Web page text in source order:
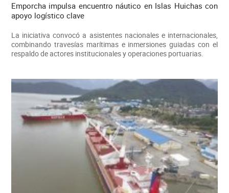
Emporcha impulsa encuentro náutico en Islas Huichas con
apoyo logístico clave
La iniciativa convocó a asistentes nacionales e internacionales,
combinando travesías marítimas e inmersiones guiadas con el
respaldo de actores institucionales y operaciones portuarias.